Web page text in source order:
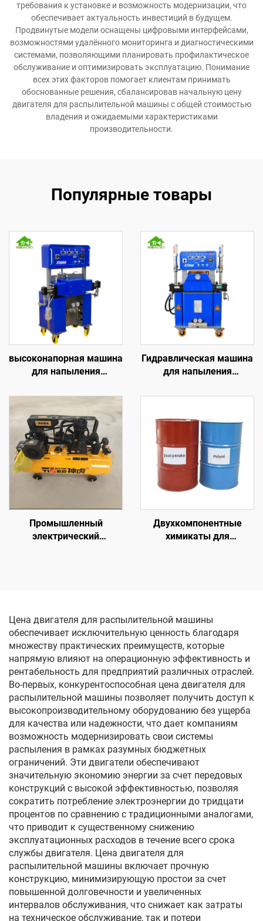
требования к установке и возможность модернизации, что
обеспечивает актуальность инвестиций в будущем.
Продвинутые модели оснащены цифровыми интерфейсами,
возможностями удалённого мониторинга и диагностическими
системами, позволяющими планировать профилактическое
обслуживание и оптимизировать эксплуатацию. Понимание
всех этих факторов помогает клиентам принимать
обоснованные решения, сбалансировав начальную цену
двигателя для распылительной машины с общей стоимостью
владения и ожидаемыми характеристиками
производительности.
Популярные товары
высоконапорная машина
для напыления
k3000 для утепления
стен и напыления на
кровлю
Гидравлическая машина
для напыления
полиуреа-покрытий
сертифицированная по
стандарту CE
Промышленный
электрический
Двухкомпонентные
химикаты для
Цена двигателя для распылительной машины
обеспечивает исключительную ценность благодаря
множеству практических преимуществ, которые
напрямую влияют на операционную эффективность и
рентабельность для предприятий различных отраслей.
Во-первых, конкурентоспособная цена двигателя для
распылительной машины позволяет получить доступ к
высокопроизводительному оборудованию без ущерба
для качества или надежности, что дает компаниям
возможность модернизировать свои системы
распыления в рамках разумных бюджетных
ограничений. Эти двигатели обеспечивают
значительную экономию энергии за счет передовых
конструкций с высокой эффективностью, позволяя
сократить потребление электроэнергии до тридцати
процентов по сравнению с традиционными аналогами,
что приводит к существенному снижению
эксплуатационных расходов в течение всего срока
службы двигателя. Цена двигателя для
распылительной машины включает прочную
конструкцию, минимизирующую простои за счет
повышенной долговечности и увеличенных
интервалов обслуживания, что снижает как затраты
на техническое обслуживание, так и потери